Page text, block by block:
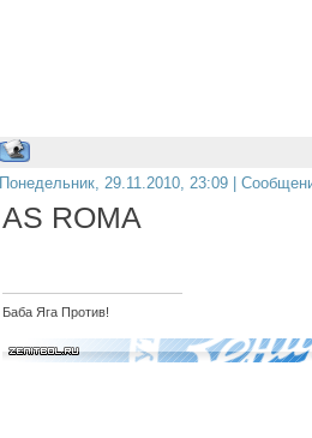
Понедельник, 29.11.2010, 23:09 |
AS ROMA
Баба Яга Против!